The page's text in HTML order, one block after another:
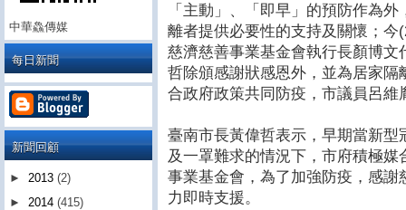
「主動」、「即早」的預防作為
離者提供必要性的支持及關懷；
慈濟慈善事業基金會執行長顏博
哲除頒感謝狀感恩外，並為居家
合政府政策共同防疫，市議員呂維
臺南市長黃偉哲表示，早期當新
及一罩難求的情況下，市府積極
事業基金會，為了加強防疫，感
力即時支援。
中華鱻傳媒
每日新聞
新聞回顧
► 2013 (2)
► 2014 (415)